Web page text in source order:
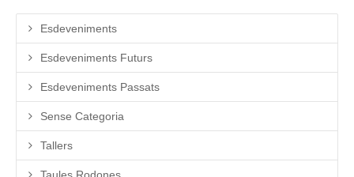
Esdeveniments
Esdeveniments Futurs
Esdeveniments Passats
Sense Categoria
Tallers